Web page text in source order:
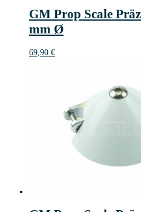
GM Prop Scale
mm Ø
69,90 €